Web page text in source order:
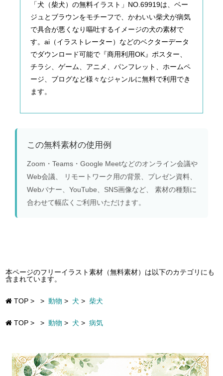
「犬（柴犬）の無料イラスト」NO.69919は、ベー
ジュとブラウンをモチーフで、かわいい柴犬が病気
で具合が悪くなり嘔吐するイメージの犬の素材で
す。ai（イラストレーター）などのベクターデータ
でダウンロード可能で『商用利用OK』ポスター、
チラシ、ゲーム、アニメ、パンフレット、ホームペ
ージ、ブログなど様々なジャンルに無料で利用でき
ます。
この無料素材の使用例
Zoom・Teams・Google Meetなどのオンライン会議や
Web会議、 リモートワーク用の背景、プレゼン資料、
Webバナー、YouTube、SNS画像など、 素材の種類に
合わせて幅広くご利用いただけます。
本ページのフリーイラスト素材（無料素材）は以下のカテゴリにも
含まれています。
TOP > > 動物 > 犬 > 柴犬
TOP > > 動物 > 犬 > 病気